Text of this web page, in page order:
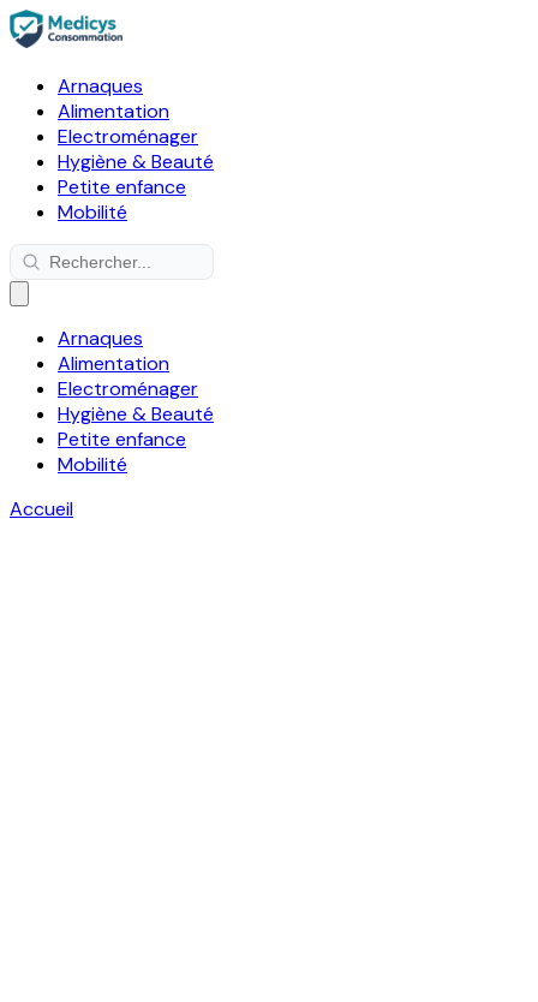
Arnaques
Alimentation
Electroménager
Hygiène & Beauté
Petite enfance
Mobilité
Arnaques
Alimentation
Electroménager
Hygiène & Beauté
Petite enfance
Mobilité
Accueil